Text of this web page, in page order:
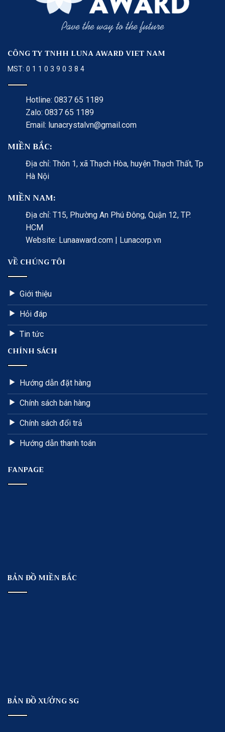
CÔNG TY TNHH LUNA AWARD VIET NAM
MST: 0 1 1 0 3 9 0 3 8 4
Hotline: 0837 65 1189
Zalo: 0837 65 1189
Email: lunacrystalvn@gmail.com
MIỀN BẮC:
Địa chỉ: Thôn 1, xã Thạch Hòa, huyện Thạch Thất, Tp
Hà Nội
MIỀN NAM:
Địa chỉ: T15, Phường An Phú Đông, Quận 12, TP.
HCM
Website: Lunaaward.com | Lunacorp.vn
VỀ CHÚNG TÔI
Giới thiệu
Hỏi đáp
Tin tức
CHÍNH SÁCH
Hướng dẫn đặt hàng
Chính sách bán hàng
Chính sách đổi trả
Hướng dẫn thanh toán
FANPAGE
BẢN ĐỒ MIỀN BẮC
BẢN ĐỒ XƯỞNG SG